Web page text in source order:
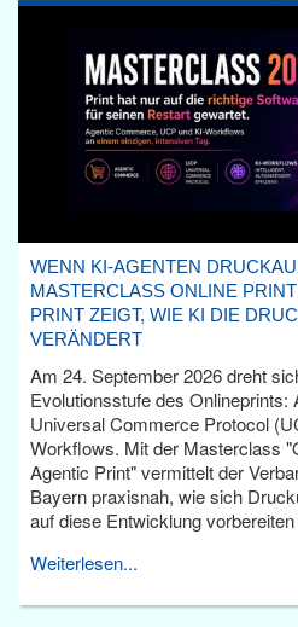
WENN KI-AGENTEN
MASTERCLASS ONLINE
PRINT ZEIGT, WIE KI DIE
VERÄNDERT
Am 24. September 2026 dreht
Evolutionsstufe des Onlineprints:
Universal Commerce Protocol
Workflows. Mit der Masterclass
Agentic Print" vermittelt der
Bayern praxisnah, wie sich
auf diese Entwicklung
Weiterlesen...